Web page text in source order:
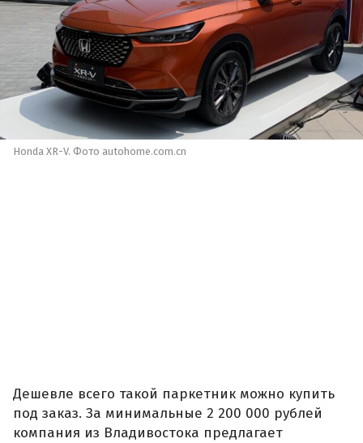
Honda XR-V. Фото autohome.com.cn
Дешевле всего такой паркетник можно купить
под заказ. За минимальные 2 200 000 рублей
компания из Владивостока предлагает